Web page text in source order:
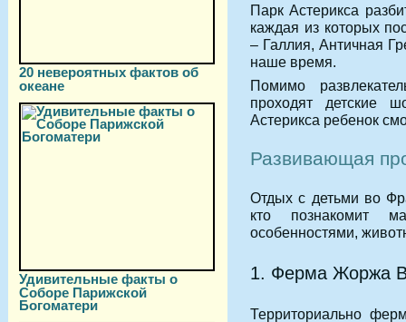
20 невероятных фактов об
океане
Удивительные факты о
Соборе Парижской
Богоматери
Парк Астерикса
каждая из которых
– Галлия, Античная
наше время.
Помимо
проходят детские
Астерикса ребенок
Развивающая
Отдых с детьми во
кто познакомит
особенностями,
1. Ферма Жоржа
Территориально